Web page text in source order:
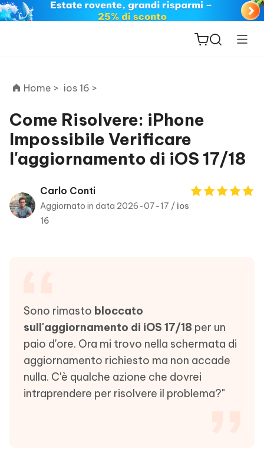
ReiBoot
for iOS
PDNob
PDF
Editor
New
Home > ios 16 >
Come Risolvere: iPhone
Impossibile Verificare
l'aggiornamento di iOS 17/18
Carlo Conti
Aggiornato in data 2026-07-17 / ios
16
Sono rimasto bloccato
sull'aggiornamento di iOS 17/18 per un
paio d'ore. Ora mi trovo nella schermata di
aggiornamento richiesto ma non accade
nulla. C'è qualche azione che dovrei
intraprendere per risolvere il problema?"